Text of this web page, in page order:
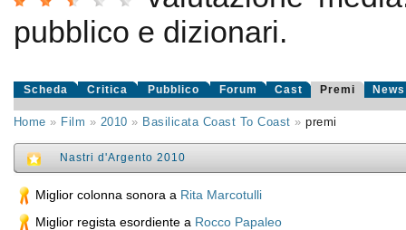
pubblico e dizionari.
Scheda Critica Pubblico Forum Cast Premi News
Home » Film » 2010 » Basilicata Coast To Coast »premi
Nastri d'Argento 2010
Miglior colonna sonora a Rita Marcotulli
Miglior regista esordiente a Rocco Papaleo